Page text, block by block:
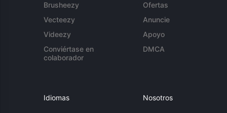
Brusheezy
Vecteezy
Videezy
Conviértase en
colaborador
Ofertas
Anuncie
Apoyo
DMCA
Idiomas Nosotros